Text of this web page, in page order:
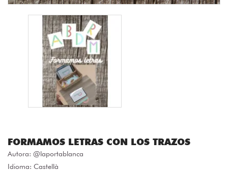
FORMAMOS LETRAS CON LOS TRAZOS
Autora: @laportablanca
Idioma: Castellà